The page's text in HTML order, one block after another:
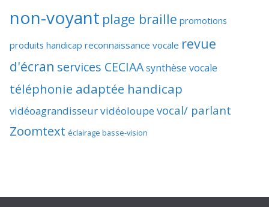
non-voyant plage braille promotions
produits handicap reconnaissance vocale revue
d'écran services CECIAAsynthèse vocale
téléphonie adaptée handicap
vidéoagrandisseurvidéoloupevocal/ parlant
Zoomtext éclairage basse-vision